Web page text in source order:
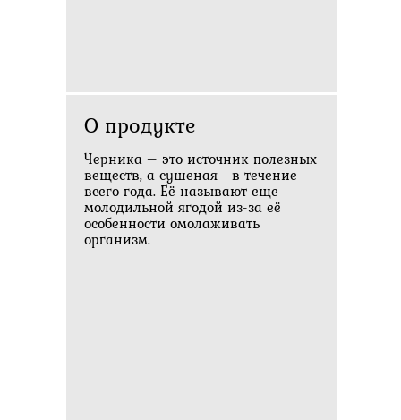
О продукте
Черника – это источник полезных
веществ, а сушеная - в течение
всего года. Её называют еще
молодильной ягодой из-за её
особенности омолаживать
организм.